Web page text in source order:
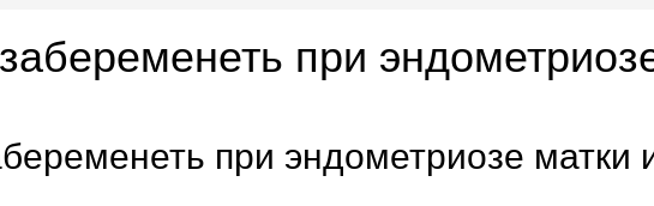
при
при эндометриозе матки